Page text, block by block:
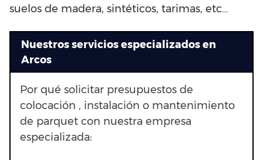
suelos de madera, sintéticos, tarimas, etc…
Nuestros servicios especializados en
Arcos
Por qué solicitar presupuestos de
colocación , instalación o mantenimiento
de parquet con nuestra empresa
especializada: